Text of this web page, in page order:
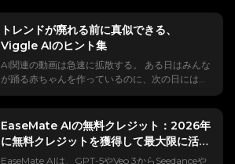
います。無料版と有料版の正直な比較、正確なコ
法、動画クリップを逆再生するテクニック、サウ
ンドデザイン、そしてHiggsfieldの制限が問題に
なった場合の無料代替手段など、あらゆる情報が
網羅されています。 ヒッグスフィールドAIの地球
おくことが重要です。なぜなら、「無料です
か？」という質問は、あらゆるコメント欄で最も
よく聞かれる問題点だからです。 この効果は何を
とんどの「レビュー」は、デモを絶賛するスポン
サー付きの意見であり、クレジットを数値化せ
ず、制限事項を無視している。 つまり、Runable
ジェントなのか、それとも単に声の大きいチャッ
トボットなのか、あなたは推測するしかないので
す。 このレビューでは、Runable AIとは実際ど
どのようなものを構築できるのか、実際の価格設
定とクレジット計算、他社製品との比較、そして
Redditで話題になっている組織的な情報操作に関
張している。 では、どちらの説が正しいのでしょ
うか？ そのギャップこそが、このアプリを使いこ
なすのが非常に難しい理由なのです。
「flashloop」で検索すると、紹介コードを宣伝す
るアフィリエイトリンク、怒りに満ちたYouTube
の暴露動画がいくつか、そして誰かがすでに削除
したRedditのレビュースレッドが見つかるでしょ
う。 誰もあなたが本当に知りたい部分、つまり費
用、クレジットの消費速度、そしてその成果が支
払う価値があるかどうかといった情報を公開しな
トレンドが廃れる前に真似できる、
Viggle AIのヒント集
AI関連の動画は急速に拡散する。 ある日はみんな
が踊る赤ちゃんを作っているのに、次の日にはフ
ィードがアニメの編集動画、サッカーのクリッ
プ、スーパーヒーローのミーム、リップシンク動
画でいっぱいになる。 Viggle AIを使えばこうし
た動画の作成は簡単になりますが、本当の近道は
ツールそのものではありません。 それはプロンプ
EaseMate AIの無料クレジット：2026年
に無料クレジットを獲得して最大限に活用
する方法
EaseMate AIは、GPT-5やVeo 3からSeedanceや